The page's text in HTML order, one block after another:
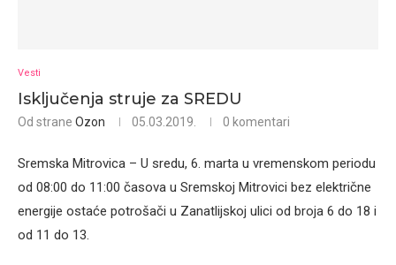
Vesti
Isključenja struje za SREDU
Od strane Ozon 05.03.2019. 0 komentari
Sremska Mitrovica – U sredu, 6. marta u vremenskom periodu
od 08:00 do 11:00 časova u Sremskoj Mitrovici bez električne
energije ostaće potrošači u Zanatlijskoj ulici od broja 6 do 18 i
od 11 do 13.